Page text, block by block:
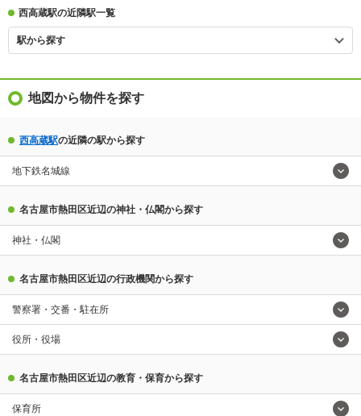
西高蔵駅の近隣駅一覧
駅から探す
地図から物件を探す
西高蔵駅の近隣の駅から探す
地下鉄名城線
名古屋市熱田区近辺の神社・仏閣から探す
神社・仏閣
名古屋市熱田区近辺の行政機関から探す
警察署・交番・駐在所
役所・役場
名古屋市熱田区近辺の教育・保育から探す
保育所